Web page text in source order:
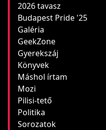
2026 tavasz
Budapest Pride '25
Galéria
GeekZone
Gyerekszáj
Könyvek
Máshol írtam
Mozi
Pilisi-tető
Politika
Sorozatok